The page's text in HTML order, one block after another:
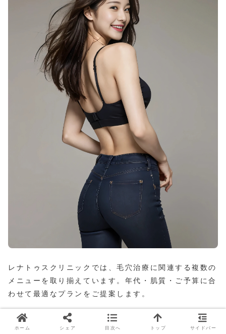
レナトゥスクリニックでは、毛穴治療に関連する複数の
メニューを取り揃えています。年代・肌質・ご予算に合
わせて最適なプランをご提案します。
主な
料金（税 ダウンタ
ホーム シェア 目次へ トップ サイドバー